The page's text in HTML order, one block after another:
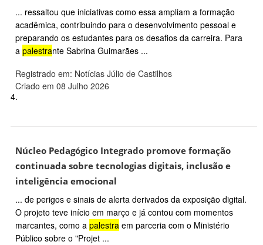
... ressaltou que iniciativas como essa ampliam a formação
acadêmica, contribuindo para o desenvolvimento pessoal e
preparando os estudantes para os desafios da carreira. Para
a palestrante Sabrina Guimarães ...
Registrado em: Notícias Júlio de Castilhos
Criado em 08 Julho 2026
4.
Núcleo Pedagógico Integrado promove formação
continuada sobre tecnologias digitais, inclusão e
inteligência emocional
... de perigos e sinais de alerta derivados da exposição digital.
O projeto teve início em março e já contou com momentos
marcantes, como a palestra em parceria com o Ministério
Público sobre o "Projet ...